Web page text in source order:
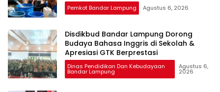
Pemkot Bandar Lampung Agustus 6, 2026
Disdikbud Bandar Lampung Dorong
Budaya Bahasa Inggris di Sekolah &
Apresiasi GTK Berprestasi
Dinas Pendidikan Dan Kebudayaan
Bandar Lampung
Agustus 6,
2026